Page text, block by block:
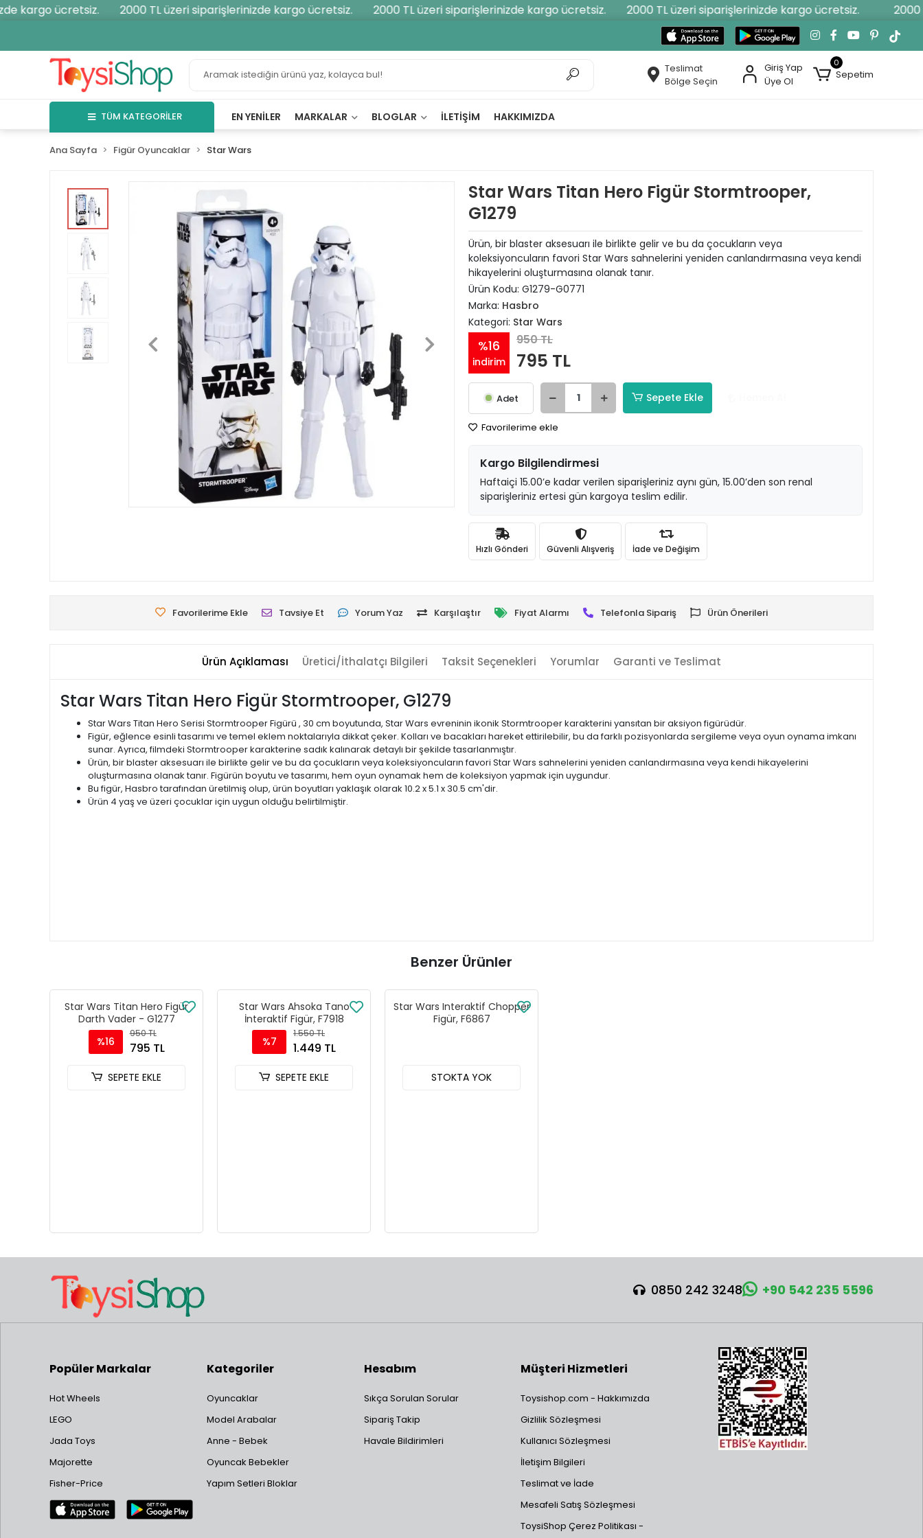
kargo ücretsiz. 2000 TL üzeri siparişlerinizde kargo ücretsiz. 2000 TL üzeri siparişlerinizde kargo ücretsiz. 2000 TL üzeri siparişlerinizde kargo ücretsiz. 2000
Teslimat
Bölge Seçin
Giriş Yap
Üye Ol
0
Sepetim
TÜM KATEGORİLER EN YENILER MARKALAR BLOGLAR İLETIŞIM HAKKIMIZDA
Ana Sayfa Figür Oyuncaklar Star Wars
Star Wars Titan Hero Figür Stormtrooper,
G1279
Ürün, bir blaster aksesuarı ile birlikte gelir ve bu da çocukların veya
koleksiyoncuların favori Star Wars sahnelerini yeniden canlandırmasına veya kendi
hikayelerini oluşturmasına olanak tanır.
Ürün Kodu: G1279-G0771
Marka: Hasbro
Kategori: Star Wars
%16
indirim
950 TL
795 TL
Adet Sepete Ekle
Favorilerime ekle
Kargo Bilgilendirmesi
Haftaiçi 15.00’e kadar verilen siparişleriniz aynı gün, 15.00’den son renal
siparişleriniz ertesi gün kargoya teslim edilir.
Hızlı Gönderi Güvenli Alışveriş İade ve Değişim
Favorilerime Ekle Tavsiye Et Yorum Yaz Karşılaştır Fiyat Alarmı Telefonla Sipariş Ürün Önerileri
Ürün Açıklaması Üretici/İthalatçı Bilgileri Taksit Seçenekleri Yorumlar Garanti ve Teslimat
Star Wars Titan Hero Figür Stormtrooper, G1279
Star Wars Titan Hero Serisi Stormtrooper Figürü , 30 cm boyutunda, Star Wars evreninin ikonik Stormtrooper karakterini yansıtan bir aksiyon figürüdür.
Figür, eğlence esinli tasarımı ve temel eklem noktalarıyla dikkat çeker. Kolları ve bacakları hareket ettirilebilir, bu da farklı pozisyonlarda sergileme veya oyun oynama imkanı
sunar. Ayrıca, filmdeki Stormtrooper karakterine sadık kalınarak detaylı bir şekilde tasarlanmıştır.
Ürün, bir blaster aksesuarı ile birlikte gelir ve bu da çocukların veya koleksiyoncuların favori Star Wars sahnelerini yeniden canlandırmasına veya kendi hikayelerini
oluşturmasına olanak tanır. Figürün boyutu ve tasarımı, hem oyun oynamak hem de koleksiyon yapmak için uygundur.
Bu figür, Hasbro tarafından üretilmiş olup, ürün boyutları yaklaşık olarak 10.2 x 5.1 x 30.5 cm'dir.
Ürün 4 yaş ve üzeri çocuklar için uygun olduğu belirtilmiştir.
Benzer Ürünler
Star Wars Titan Hero Figür
Darth Vader - G1277
%16
950 TL
795 TL
SEPETE EKLE
Star Wars Ahsoka Tano
İnteraktif Figür, F7918
%7
1.550 TL
1.449 TL
SEPETE EKLE
Star Wars Interaktif Chopper
Figür, F6867
STOKTA YOK
0850 242 3248 +90 542 235 5596
Popüler Markalar
Hot Wheels
LEGO
Jada Toys
Majorette
Fisher-Price
Kategoriler
Oyuncaklar
Model Arabalar
Anne - Bebek
Oyuncak Bebekler
Yapım Setleri Bloklar
Hesabım
Sıkça Sorulan Sorular
Sipariş Takip
Havale Bildirimleri
Müşteri Hizmetleri
Toysishop.com - Hakkımızda
Gizlilik Sözleşmesi
Kullanıcı Sözleşmesi
İletişim Bilgileri
Teslimat ve İade
Mesafeli Satış Sözleşmesi
ToysiShop Çerez Politikası -